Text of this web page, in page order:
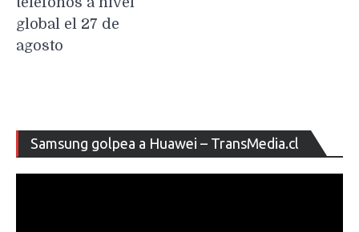
global el 27 de
agosto
Samsung golpea a Huawei – TransMedia.cl
de